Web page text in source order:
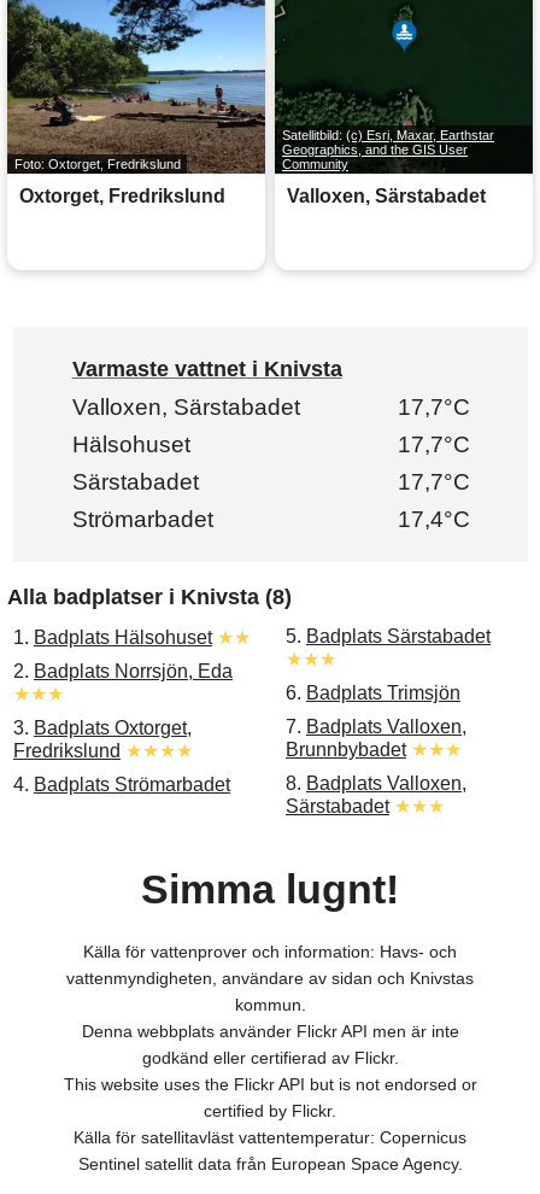
Foto: Oxtorget, Fredrikslund
Oxtorget, Fredrikslund
Satellitbild: (c) Esri, Maxar, Earthstar
Geographics, and the GIS User
Community
Valloxen, Särstabadet
Varmaste vattnet i Knivsta
Valloxen, Särstabadet
17,7°C
Hälsohuset
17,7°C
Särstabadet
17,7°C
Strömarbadet
17,4°C
Alla badplatser i Knivsta (8)
1. Badplats Hälsohuset ★★
2. Badplats Norrsjön, Eda
★★★
3. Badplats Oxtorget,
Fredrikslund ★★★★
4. Badplats Strömarbadet
5. Badplats Särstabadet
★★★
6. Badplats Trimsjön
7. Badplats Valloxen,
Brunnbybadet ★★★
8. Badplats Valloxen,
Särstabadet ★★★
Simma lugnt!
Källa för vattenprover och information: Havs- och
vattenmyndigheten, användare av sidan och Knivstas
kommun.
Denna webbplats använder Flickr API men är inte
godkänd eller certifierad av Flickr.
This website uses the Flickr API but is not endorsed or
certified by Flickr.
Källa för satellitavläst vattentemperatur: Copernicus
Sentinel satellit data från European Space Agency.